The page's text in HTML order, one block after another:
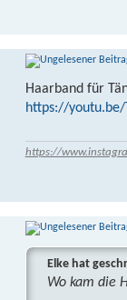
Haarband für
https://youtu.be/
https://
Elke hat
Wo kam die